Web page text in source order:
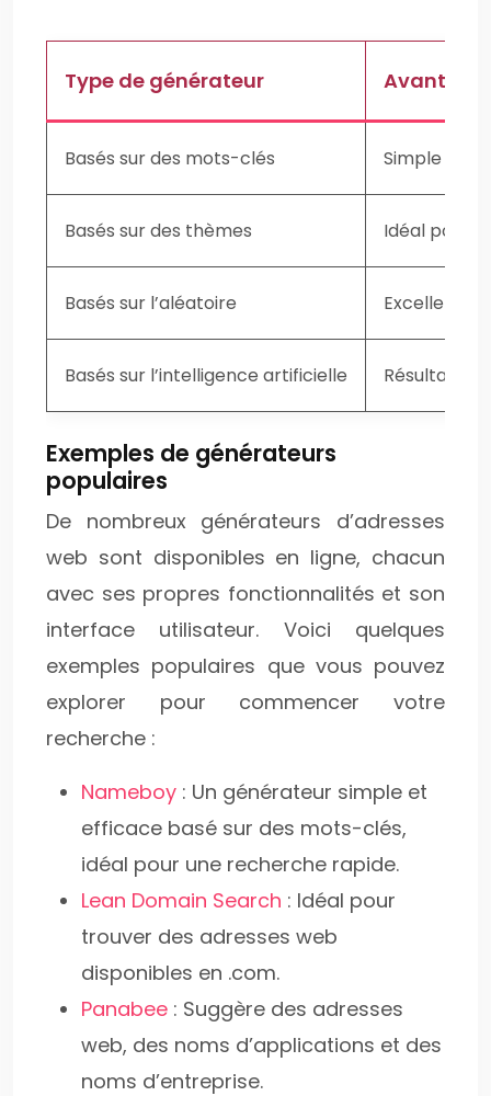
Type de générateur
Basés sur des mots-clés Simple à
Basés sur des thèmes Idéal pour
Basés sur l’aléatoire Excellent
Basés sur l’intelligence artificielle Résultats
Exemples de générateurs
populaires
De nombreux générateurs d’adresses
web sont disponibles en ligne, chacun
avec ses propres fonctionnalités et son
interface utilisateur. Voici quelques
exemples populaires que vous pouvez
explorer pour commencer votre
recherche :
Nameboy : Un générateur simple et
efficace basé sur des mots-clés,
idéal pour une recherche rapide.
Lean Domain Search : Idéal pour
trouver des adresses web
disponibles en .com.
Panabee : Suggère des adresses
web, des noms d’applications et des
noms d’entreprise.